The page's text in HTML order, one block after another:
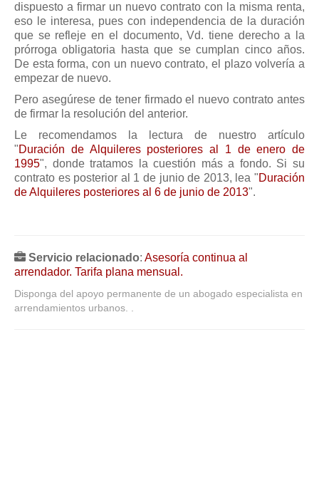
dispuesto a firmar un nuevo contrato con la misma renta,
eso le interesa, pues con independencia de la duración
que se refleje en el documento, Vd. tiene derecho a la
prórroga obligatoria hasta que se cumplan cinco años.
De esta forma, con un nuevo contrato, el plazo volvería a
empezar de nuevo.
Pero asegúrese de tener firmado el nuevo contrato antes
de firmar la resolución del anterior.
Le recomendamos la lectura de nuestro artículo
"Duración de Alquileres posteriores al 1 de enero de
1995", donde tratamos la cuestión más a fondo. Si su
contrato es posterior al 1 de junio de 2013, lea "Duración
de Alquileres posteriores al 6 de junio de 2013".
Servicio relacionado: Asesoría continua al
arrendador. Tarifa plana mensual.
Disponga del apoyo permanente de un abogado especialista en
arrendamientos urbanos. .